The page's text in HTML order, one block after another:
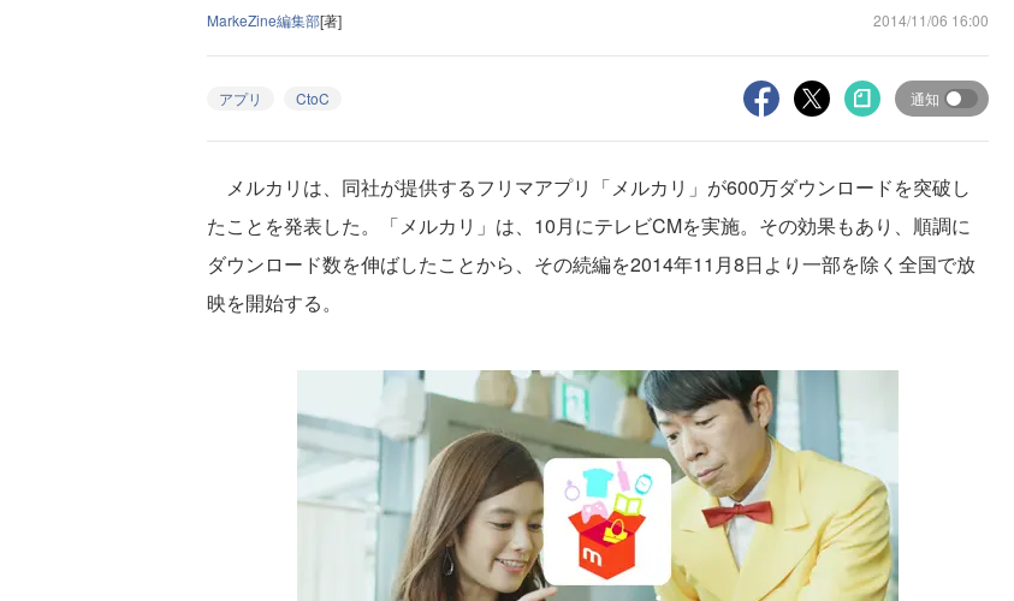
MarkeZine編集部[著] 2014/11/06 16:00
アプリ CtoC 通知
メルカリは、同社が提供するフリマアプリ「メルカリ」が600万ダウンロードを突破し
たことを発表した。「メルカリ」は、10月にテレビCMを実施。その効果もあり、順調に
ダウンロード数を伸ばしたことから、その続編を2014年11月8日より一部を除く全国で放
映を開始する。